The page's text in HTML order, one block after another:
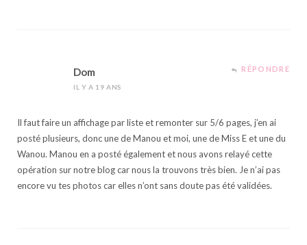
Dom
IL Y A 19 ANS
RÉPONDRE
Il faut faire un affichage par liste et remonter sur 5/6 pages, j’en ai
posté plusieurs, donc une de Manou et moi, une de Miss E et une du
Wanou. Manou en a posté également et nous avons relayé cette
opération sur notre blog car nous la trouvons très bien. Je n’ai pas
encore vu tes photos car elles n’ont sans doute pas été validées.